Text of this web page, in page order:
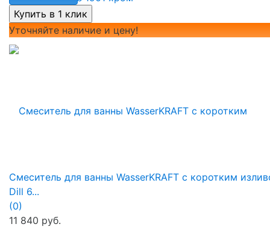
Уточняйте наличие и цену!
Смеситель для ванны WasserKRAFT с коротким
Dill 6...
(0)
11 840 руб.